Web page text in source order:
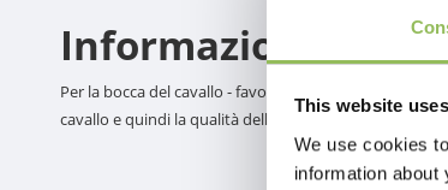
This website
We use cookies
information
Informazioni sul
Per la bocca del cavallo - favorisce la scorrevolezza
cavallo e quindi la qualità dell'equitazione. - Con